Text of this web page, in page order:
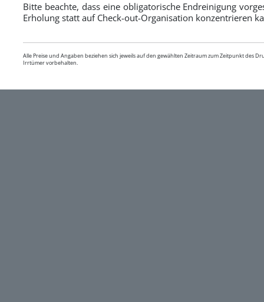
Bitte beachte, dass eine obligatorische Endreinigung
Erholung statt auf Check-out-Organisation konzentrieren
Alle Preise und Angaben beziehen sich jeweils auf den gewählten Zeitraum zum Zeitpunkt des
Irrtümer vorbehalten.